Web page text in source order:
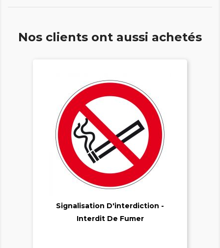
Nos clients ont aussi achetés


Signalisation D'interdiction -
Interdit De Fumer